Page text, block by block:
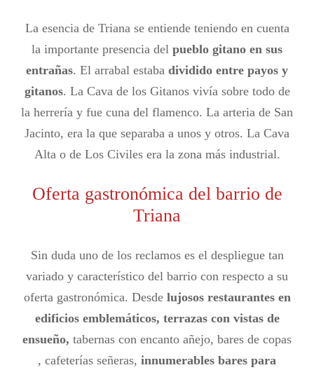
La esencia de Triana se entiende teniendo en cuenta
la importante presencia del pueblo gitano en sus
entrañas. El arrabal estaba dividido entre payos y
gitanos. La Cava de los Gitanos vivía sobre todo de
la herrería y fue cuna del flamenco. La arteria de San
Jacinto, era la que separaba a unos y otros. La Cava
Alta o de Los Civiles era la zona más industrial.
Oferta gastronómica del barrio de
Triana
Sin duda uno de los reclamos es el despliegue tan
variado y característico del barrio con respecto a su
oferta gastronómica. Desde lujosos restaurantes en
edificios emblemáticos, terrazas con vistas de
ensueño, tabernas con encanto añejo, bares de copas
, cafeterías señeras, innumerables bares para